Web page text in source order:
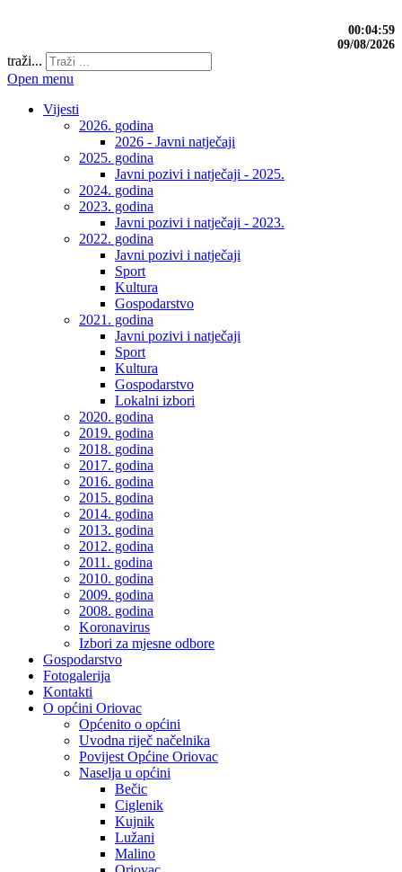
00:05:00
09/08/2026
traži...
Open menu
Vijesti
2026. godina
2026 - Javni natječaji
2025. godina
Javni pozivi i natječaji - 2025.
2024. godina
2023. godina
Javni pozivi i natječaji - 2023.
2022. godina
Javni pozivi i natječaji
Sport
Kultura
Gospodarstvo
2021. godina
Javni pozivi i natječaji
Sport
Kultura
Gospodarstvo
Lokalni izbori
2020. godina
2019. godina
2018. godina
2017. godina
2016. godina
2015. godina
2014. godina
2013. godina
2012. godina
2011. godina
2010. godina
2009. godina
2008. godina
Koronavirus
Izbori za mjesne odbore
Gospodarstvo
Fotogalerija
Kontakti
O općini Oriovac
Općenito o općini
Uvodna riječ načelnika
Povijest Općine Oriovac
Naselja u općini
Bečic
Ciglenik
Kujnik
Lužani
Malino